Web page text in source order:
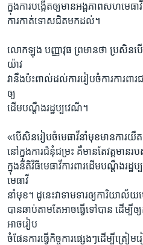
ក្នុងការបង្កើតឲ្យមានអង្គភាពសហមេ
ការកាត់ទោសជិតមកដល់។
លោកឡុង បញ្ញាវុធ ព្រមានថា ប្រសិនប
យ៉ាវ
វានឹងប៉ះពាល់ដល់ការរៀបចំការការពា
ឲ្យ
ដើមបណ្ដឹងរដ្ឋប្បវេណី។
«បើសិនរៀបចំមេធាវីនាំមុខមានការយឺ
នៅក្នុងការជំនុំជម្រះ គឺមានតែវត្តមាន
ក្នុងនីតិវិធីមេធាវីការពារដើមបណ្ដឹងរដ្ឋ
មេធាវី
នាំមុខ។ ដូនេះវាទាមទារឲ្យការិយាល័យ
បានឆាប់តាមតែអាចធ្វើទៅបាន ដើម្បី
អាចរៀប
ចំផែនការធ្វើកិច្ចការផ្សេងៗដើម្បីត្រ